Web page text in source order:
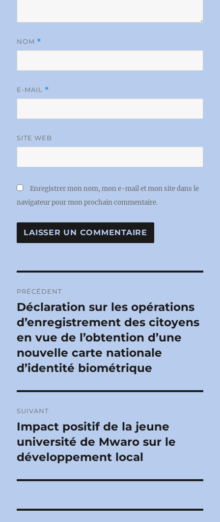
NOM *
E-MAIL *
SITE WEB
Enregistrer mon nom, mon e-mail et mon site dans le
navigateur pour mon prochain commentaire.
de
l’article
PRÉCÉDENT
Publication
précédente :
Déclaration sur les opérations
d’enregistrement des citoyens
en vue de l’obtention d’une
nouvelle carte nationale
d’identité biométrique
SUIVANT
Publication
suivante :
Impact positif de la jeune
université de Mwaro sur le
développement local